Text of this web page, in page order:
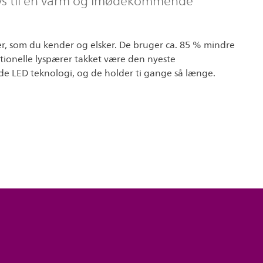
som du kender og elsker. De bruger ca. 85 % mindre
lyspærer takket være den nyeste
LED teknologi, og de holder ti gange så længe.